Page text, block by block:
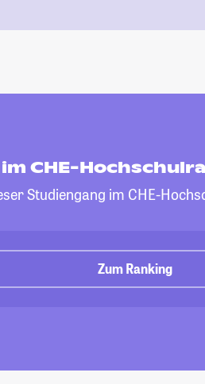
CHE-
Studiengang im CHE-
Zum Ranking